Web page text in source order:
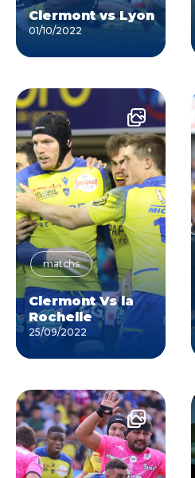
Clermont vs Lyon
01/10/2022
matchs
Clermont Vs la
Rochelle
25/09/2022